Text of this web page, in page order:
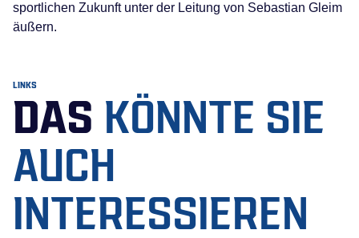
sportlichen Zukunft unter der Leitung von Sebastian Gleim
äußern.
LINKS
DAS KÖNNTE SIE
AUCH
INTERESSIEREN